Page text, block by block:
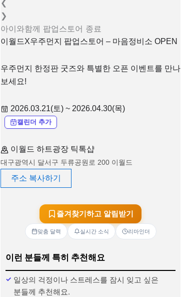
❮
❯
아이와함께 팝업스토어 종료
이월드X우주먼지 팝업스토어 – 마음정비소 OPEN
우주먼지 한정판 굿즈와 특별한 오픈 이벤트를 만나
보세요!
2026.03.21(토) ~ 2026.04.30(목)
캘린더 추가
이월드 하트광장 틱톡샵
대구광역시 달서구 두류공원로 200 이월드
주소 복사하기
즐겨찾기하고 알림받기
맞춤 달력 실시간 소식 리마인더
이런 분들께 특히 추천해요
일상의 걱정이나 스트레스를 잠시 잊고 싶은
분들께 추천해요.